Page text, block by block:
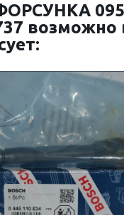
возможно